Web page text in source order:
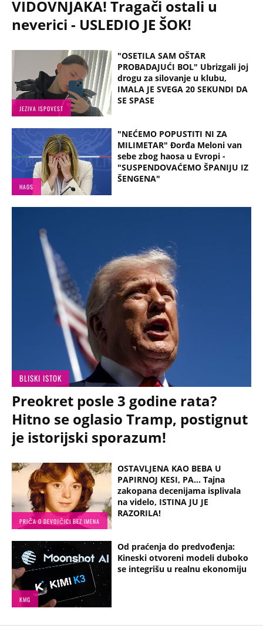
VIDOVNJAKA! Tragači ostali u
neverici - USLEDIO JE ŠOK!
JEZIVA ISPOVEST
"OSETILA SAM OŠTAR
PROBADAJUĆI BOL" Ubrizgali joj
drogu za silovanje u klubu,
IMALA JE SVEGA 20 SEKUNDI DA
SE SPASE
HAOS
"NEĆEMO POPUSTITI NI ZA
MILIMETAR" Đorđa Meloni van
sebe zbog haosa u Evropi -
"SUSPENDOVAĆEMO ŠPANIJU IZ
ŠENGENA"
PRIČA O DEVOJČICI BEZ IMENA
OSTAVLJENA KAO BEBA U
PAPIRNOJ KESI, PA... Tajna
zakopana decenijama isplivala
na videlo, ISTINA JU JE
RAZORILA!
KMG
Od praćenja do predvođenja:
Kineski otvoreni modeli duboko
se integrišu u realnu ekonomiju
BLISKI ISTOK
Preokret posle 3 godine rata?
Hitno se oglasio Tramp, postignut
je istorijski sporazum!